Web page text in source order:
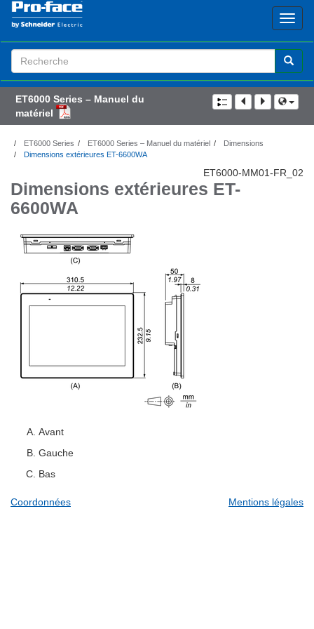
Search
Term
ET6000 Series – Manuel du
matériel
ET6000 Series ET6000 Series – Manuel du matériel
Dimensions
Dimensions extérieures ET-6600WA
ET6000-MM01-FR_02
Dimensions extérieures ET-
6600WA
Avant
Gauche
Bas
Coordonnées Mentions légales